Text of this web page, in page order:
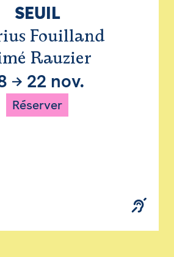
SEUIL
Fouilland
Rauzier
→ 22 nov.
Réserver